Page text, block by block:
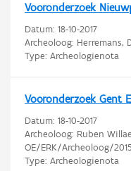
Vooronderzoek
Datum: 18-10-2017
Archeoloog: Herremans,
Type: Archeologienota
Vooronderzoek Gent
Datum: 18-10-2017
Archeoloog: Ruben
OE/ERK/Archeoloog/
Type: Archeologienota